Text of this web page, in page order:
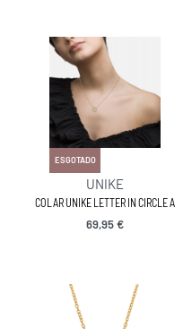
ESGOTADO
UNIKE
COLAR UNIKE LETTER IN CIRCLE A
69,95€